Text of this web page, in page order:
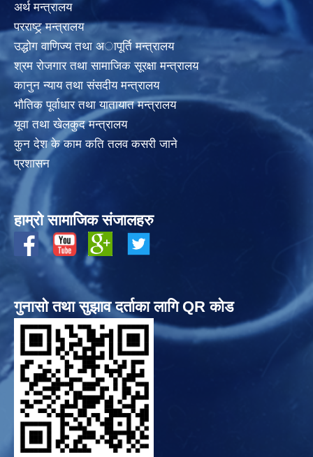
अर्थ मन्त्रालय
परराष्ट्र् मन्त्रालय
उद्धोग वाणिज्य तथा अापूर्ति मन्त्रालय
श्रम रोजगार तथा सामाजिक सूरक्षा मन्त्रालय
कानुन न्याय तथा संसदीय मन्त्रालय
भाैतिक पूर्वाधार तथा यातायात मन्त्रालय
यूवा तथा खेलकुद मन्त्रालय
कुन देश के काम कति तलव कसरी जाने
प्रशासन
हाम्रो सामाजिक संजालहरु
गुनासो तथा सुझाव दर्ताका लागि QR कोड